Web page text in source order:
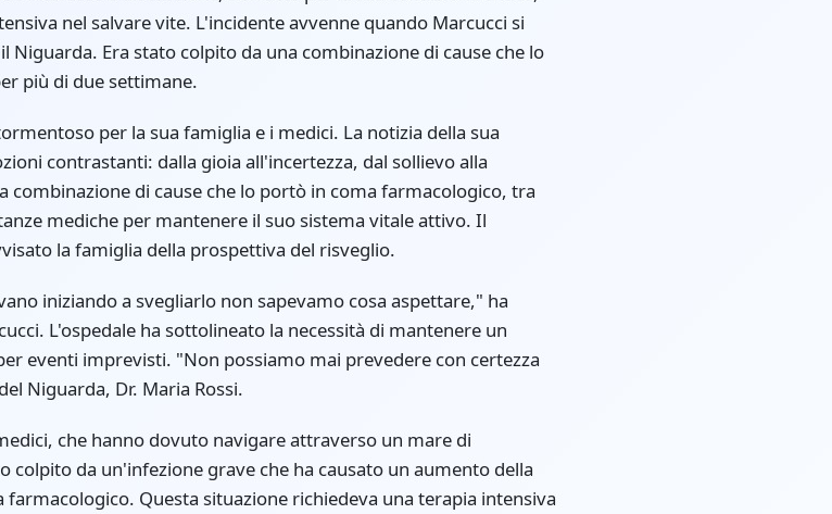
nel salvare vite. L'incidente avvenne quando Marcucci si
Era stato colpito da una combinazione di cause che lo
più di due settimane.
per la sua famiglia e i medici. La notizia della sua
contrastanti: dalla gioia all'incertezza, dal sollievo alla
combinazione di cause che lo portò in coma farmacologico, tra
mediche per mantenere il suo sistema vitale attivo. Il
la famiglia della prospettiva del risveglio.
iniziando a svegliarlo non sapevamo cosa aspettare," ha
L'ospedale ha sottolineato la necessità di mantenere un
eventi imprevisti. "Non possiamo mai prevedere con certezza
Niguarda, Dr. Maria Rossi.
che hanno dovuto navigare attraverso un mare di
colpito da un'infezione grave che ha causato un aumento della
Questa situazione richiedeva una terapia intensiva